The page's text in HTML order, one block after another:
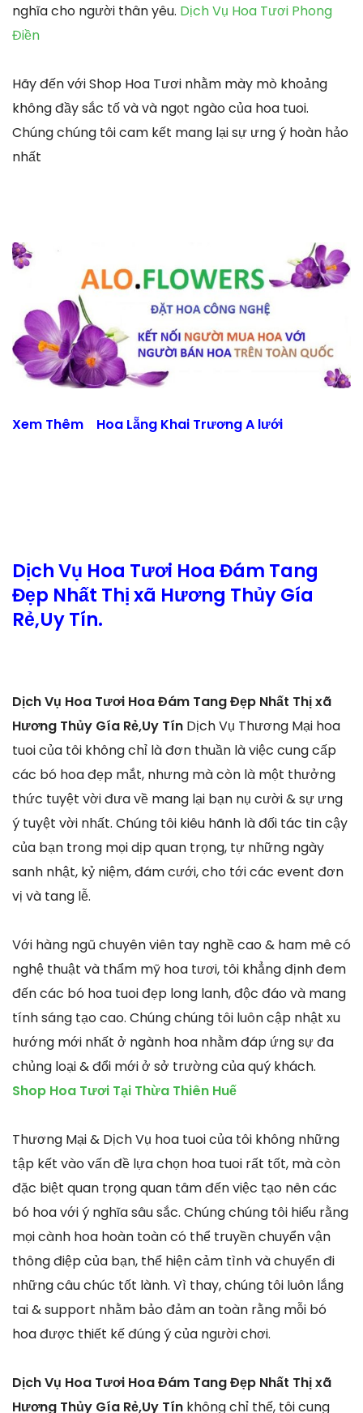
nghĩa cho người thân yêu. Dịch Vụ Hoa Tươi Phong
Điền
Hãy đến với Shop Hoa Tươi nhằm mày mò khoảng
không đầy sắc tố và và ngọt ngào của hoa tuoi.
Chúng chúng tôi cam kết mang lại sự ưng ý hoàn hảo
nhất
Xem Thêm Hoa Lẵng Khai Trương A lưới
Dịch Vụ Hoa Tươi Hoa Đám Tang
Đẹp Nhất Thị xã Hương Thủy Gía
Rẻ,Uy Tín.
Dịch Vụ Hoa Tươi Hoa Đám Tang Đẹp Nhất Thị xã
Hương Thủy Gía Rẻ,Uy Tín Dịch Vụ Thương Mại hoa
tuoi của tôi không chỉ là đơn thuần là việc cung cấp
các bó hoa đẹp mắt, nhưng mà còn là một thưởng
thức tuyệt vời đưa về mang lại bạn nụ cười & sự ưng
ý tuyệt vời nhất. Chúng tôi kiêu hãnh là đối tác tin cậy
của bạn trong mọi dịp quan trọng, tự những ngày
sanh nhật, kỷ niệm, đám cưới, cho tới các event đơn
vị và tang lễ.
Với hàng ngũ chuyên viên tay nghề cao & ham mê có
nghệ thuật và thẩm mỹ hoa tươi, tôi khẳng định đem
đến các bó hoa tuoi đẹp long lanh, độc đáo và mang
tính sáng tạo cao. Chúng chúng tôi luôn cập nhật xu
hướng mới nhất ở ngành hoa nhằm đáp ứng sự đa
chủng loại & đổi mới ở sở trường của quý khách.
Shop Hoa Tươi Tại Thừa Thiên Huế
Thương Mại & Dịch Vụ hoa tuoi của tôi không những
tập kết vào vấn đề lựa chọn hoa tuoi rất tốt, mà còn
đặc biệt quan trọng quan tâm đến việc tạo nên các
bó hoa với ý nghĩa sâu sắc. Chúng chúng tôi hiểu rằng
mọi cành hoa hoàn toàn có thể truyền chuyển vận
thông điệp của bạn, thể hiện cảm tình và chuyển đi
những câu chúc tốt lành. Vì thay, chúng tôi luôn lắng
tai & support nhằm bảo đảm an toàn rằng mỗi bó
hoa được thiết kế đúng ý của người chơi.
Dịch Vụ Hoa Tươi Hoa Đám Tang Đẹp Nhất Thị xã
Hương Thủy Gía Rẻ,Uy Tín không chỉ thế, tôi cung